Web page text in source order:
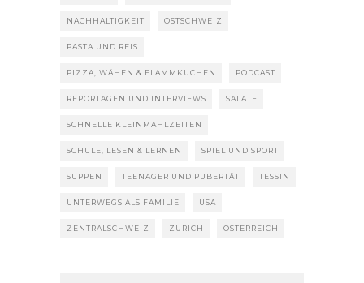
NACHHALTIGKEIT OSTSCHWEIZ
PASTA UND REIS
PIZZA, WÄHEN & FLAMMKUCHEN PODCAST
REPORTAGEN UND INTERVIEWS SALATE
SCHNELLE KLEINMAHLZEITEN
SCHULE, LESEN & LERNEN SPIEL UND SPORT
SUPPEN TEENAGER UND PUBERTÄT TESSIN
UNTERWEGS ALS FAMILIE USA
ZENTRALSCHWEIZ ZÜRICH ÖSTERREICH